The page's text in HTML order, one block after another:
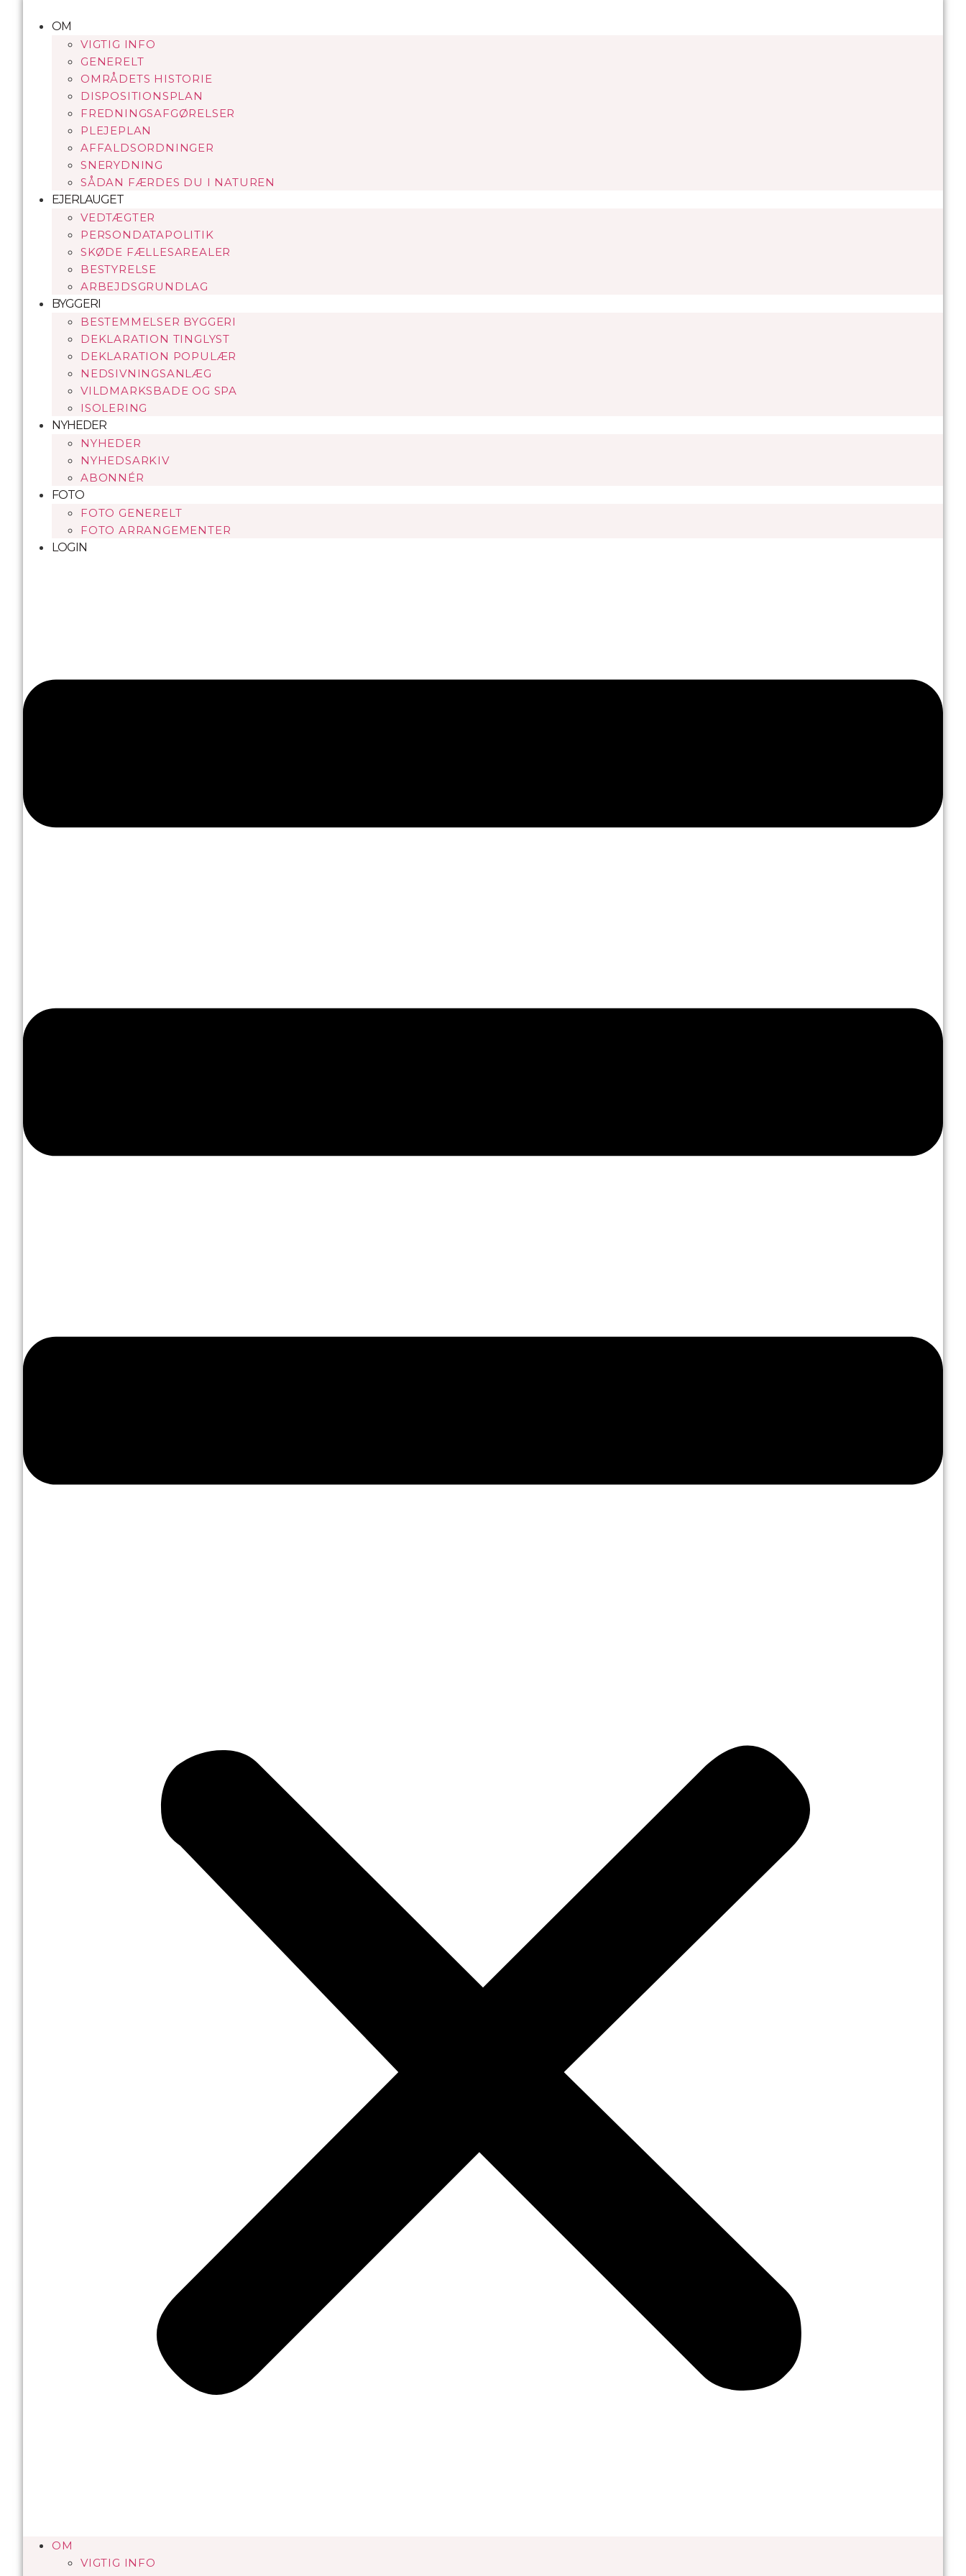
OM
VIGTIG INFO
GENERELT
OMRÅDETS HISTORIE
DISPOSITIONSPLAN
FREDNINGSAFGØRELSER
PLEJEPLAN
AFFALDSORDNINGER
SNERYDNING
SÅDAN FÆRDES DU I NATUREN
EJERLAUGET
VEDTÆGTER
PERSONDATAPOLITIK
SKØDE FÆLLESAREALER
BESTYRELSE
ARBEJDSGRUNDLAG
BYGGERI
BESTEMMELSER BYGGERI
DEKLARATION TINGLYST
DEKLARATION POPULÆR
NEDSIVNINGSANLÆG
VILDMARKSBADE OG SPA
ISOLERING
NYHEDER
NYHEDER
NYHEDSARKIV
ABONNÉR
FOTO
FOTO GENERELT
FOTO ARRANGEMENTER
LOGIN
OM
VIGTIG INFO